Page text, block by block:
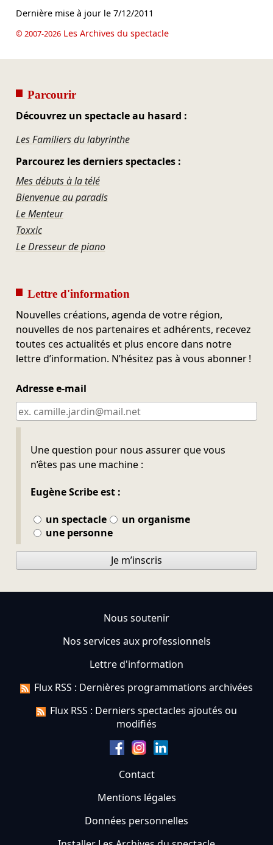
Dernière mise à jour le 7/12/2011
© 2007-2026Les Archives du spectacle
Parcourir
Découvrez un spectacle au hasard :
Les Familiers du labyrinthe
Parcourez les derniers spectacles :
Mes débuts à la télé
Bienvenue au paradis
Le Menteur
Toxxic
Le Dresseur de piano
Lettre d'information
Nouvelles créations, agenda de votre région,
nouvelles de nos partenaires et adhérents, recevez
toutes ces actualités et plus encore dans notre
lettre d’information. N’hésitez pas à vous abonner !
Adresse e-mail
Une question pour nous assurer que vous
n’êtes pas une machine :
Eugène Scribe est :
un spectacle
un organisme
une personne
Ne pas remplir
Je m’inscris
Nous soutenir
Nos services aux professionnels
Lettre d'information
Flux RSS : Dernières programmations archivées
Flux RSS : Derniers spectacles ajoutés ou
modifiés
Contact
Mentions légales
Données personnelles